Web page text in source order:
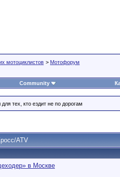
мотоциклистов > Мотофорум
Community
для тех, кто ездит не по дорогам
ATV
в Москве